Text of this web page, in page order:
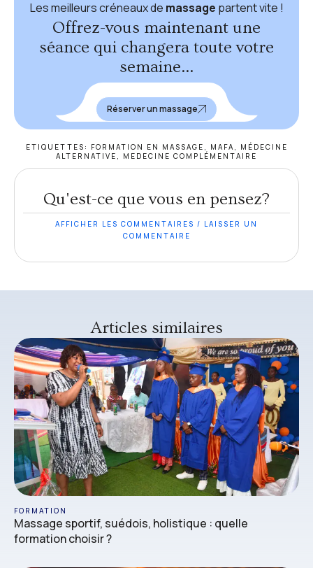
Les meilleurs créneaux de massage partent vite !
Offrez-vous maintenant une
séance qui changera toute votre
semaine...
Réserver un massage
ETIQUETTES: FORMATION EN MASSAGE , MAFA, MÉDECINE
ALTERNATIVE , MEDECINE COMPLÉMENTAIRE
Qu'est-ce que vous en pensez?
AFFICHER LES COMMENTAIRES / LAISSER UN
COMMENTAIRE
Articles similaires
FORMATION
Massage sportif, suédois, holistique : quelle
formation choisir ?